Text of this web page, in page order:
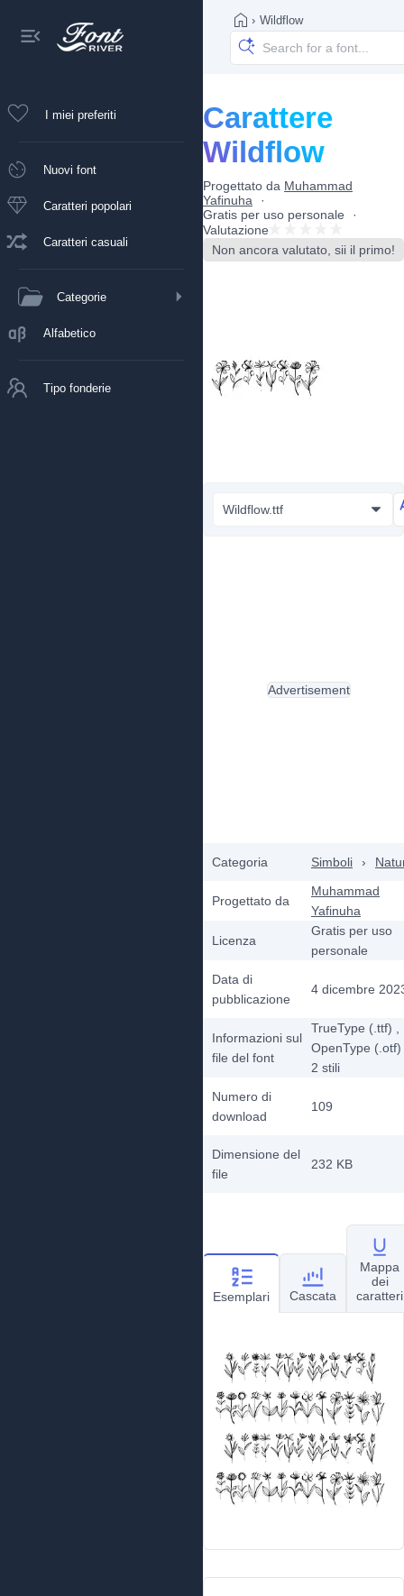
I miei preferiti
Nuovi font
Caratteri popolari
Caratteri casuali
Categorie
Alfabetico
Tipo fonderie
› Wildflow
Carattere
Wildflow
Progettato da Muhammad
Yafinuha
Gratis per uso personale
Valutazione
Non ancora valutato, sii il primo!
Wildflow.ttf
Categoria Simboli ›
Progettato da
Muhammad
Yafinuha
Licenza
Gratis per uso
personale
Data di
pubblicazione
4 dicembre
Informazioni sul
file del font
TrueType (.ttf)
OpenType (.otf)
2 stili
Numero di
download
109
Dimensione del
file
232 KB
Advertisement
Esemplari Cascata
Mappa
dei
caratteri